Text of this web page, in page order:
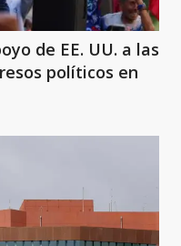
de EE. UU. a las
políticos en